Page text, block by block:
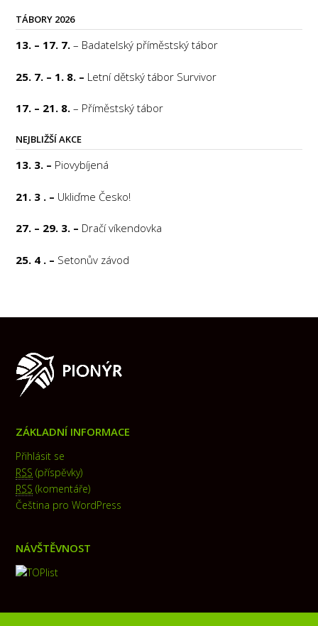
TÁBORY 2026
13. – 17. 7. – Badatelský příměstský tábor
25. 7. – 1. 8. – Letní dětský tábor Survivor
17. – 21. 8. – Příměstský tábor
NEJBLIŽŠÍ AKCE
13. 3. – Piovybíjená
21. 3 . – Ukliďme Česko!
27. – 29. 3. – Dračí víkendovka
25. 4 . – Setonův závod
ZÁKLADNÍ INFORMACE
Přihlásit se
RSS (příspěvky)
RSS (komentáře)
Čeština pro WordPress
NÁVŠTĚVNOST